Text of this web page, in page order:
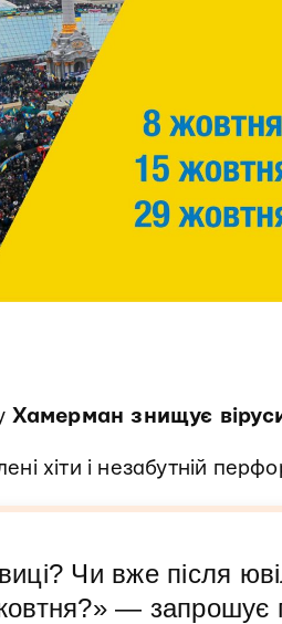
Хамерман знищує
хіти і незабутній
Чи вже після
— запрошує